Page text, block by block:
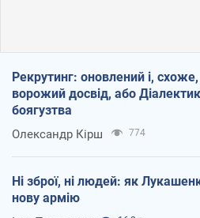
Рекрутинг: оновлений і,
ворожий досвід, або
боягузтва
Олександр Кірш 774
Ні зброї, ні людей: як
нову армію